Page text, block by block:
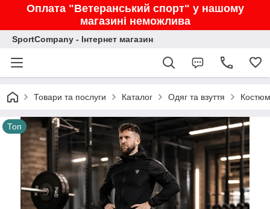
Оплата "Ветеранський спорт" у нашому
магазині неможлива
SportCompany - Інтернет магазин
Товари та послуги Каталог Одяг та взуття
Топ